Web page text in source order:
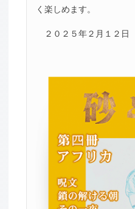
く楽しめます。
２０２５年２月１２日